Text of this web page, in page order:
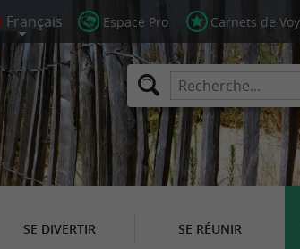
Espace Pro Carnets de
SE DIVERTIR SE RÉUNIR